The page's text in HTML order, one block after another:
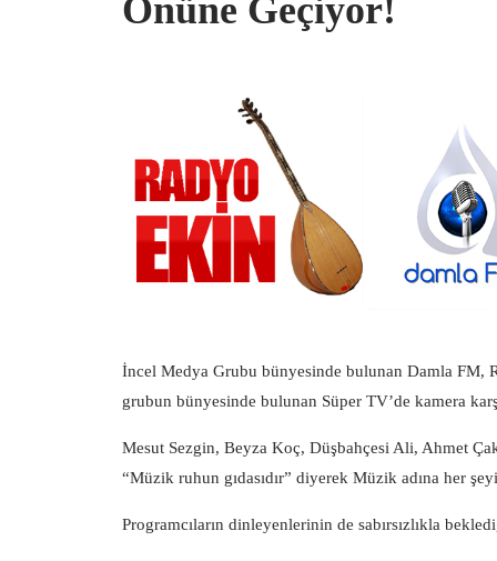
Önüne Geçiyor!
İncel Medya Grubu bünyesinde bulunan Damla FM,
grubun bünyesinde bulunan Süper TV’de kamera
Mesut Sezgin, Beyza Koç, Düşbahçesi Ali, Ahmet
“Müzik ruhun gıdasıdır” diyerek Müzik adına her
Programcıların dinleyenlerinin de sabırsızlıkla